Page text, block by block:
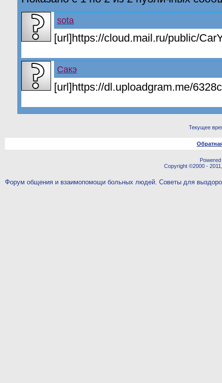
sota
[url]https://cloud.mail.ru/public/
Сакэ
[url]https://dl.uploadgram.me/
Текущее
Copyright ©2000 -
Форум общения и взаимопомощи больных людей. Советы для